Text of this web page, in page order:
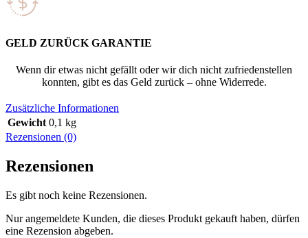
GELD ZURÜCK GARANTIE
Wenn dir etwas nicht gefällt oder wir dich nicht zufriedenstellen
konnten, gibt es das Geld zurück – ohne Widerrede.
Zusätzliche Informationen
Gewicht 0,1 kg
Rezensionen (0)
Rezensionen
Es gibt noch keine Rezensionen.
Nur angemeldete Kunden, die dieses Produkt gekauft haben, dürfen
eine Rezension abgeben.